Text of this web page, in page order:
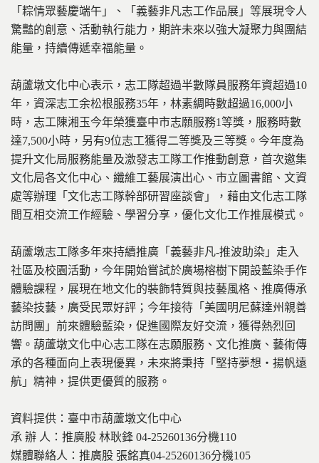
「粽情眾藝慶端午」、「義藝非凡志工作品展」等展現令人
驚豔的創意、活動執行能力，期許未來以強大凝聚力與團結
能量，持續傳遞幸福能量。
葫蘆墩文化中心表示，志工隊超過半數隊員服務年資超過10
年，資深志工余松根服務35年，林素綢時數超過16,000小
時，志工陳湘玉今年榮獲臺中市志願服務1等獎，服務時數
達7,500小時，另有9位志工獲得二等獎及三等獎。今年度為
提升文化局服務能量及激發志工隊工作推動創意，首次邀集
文化局各文化中心、纖維工藝展演出心、市立圖書館、文資
處等辦理「文化志工隊幹部研習座談會」，藉由文化志工隊
間互相交流工作經驗、學習分享，優化文化工作推展模式。
葫蘆墩志工隊多年來持續推廣「義藝非凡-推波助染」走入
社區及校園活動，今年開始嘗試於廣場榕樹下開設藍染手作
體驗課程，展現在地文化的裝飾特質與技藝風格、推廣傳承
藝染技藝，廣受民眾好評；今年接待「美國明尼蘇達州親善
訪問團」前來體驗藍染，促進國際友好交流，獲得熱烈回
響。葫蘆墩文化中心志工隊在志願服務、文化推廣、藝術傳
承的各種面向上表現優異，未來將秉持「堅持夢想‧揚帆遠
航」精神，提供更優質的服務。
資料提供：臺中市葫蘆墩文化中心
承 辦 人：推廣股 林耿鋒 04-25260136分機110
媒體聯絡人：推廣股 張銘真04-25260136分機105